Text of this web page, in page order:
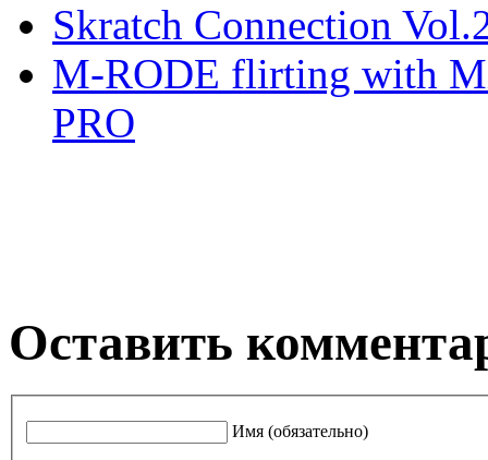
Skratch Connection
M-RODE flirting with
PRO
Оставить
Имя (обязательно)